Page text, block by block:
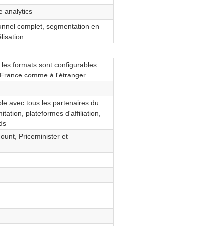
analytics
complet, segmentation en
formats sont configurables
comme à l'étranger.
avec tous les partenaires du
plateformes d'affiliation,
Priceminister et